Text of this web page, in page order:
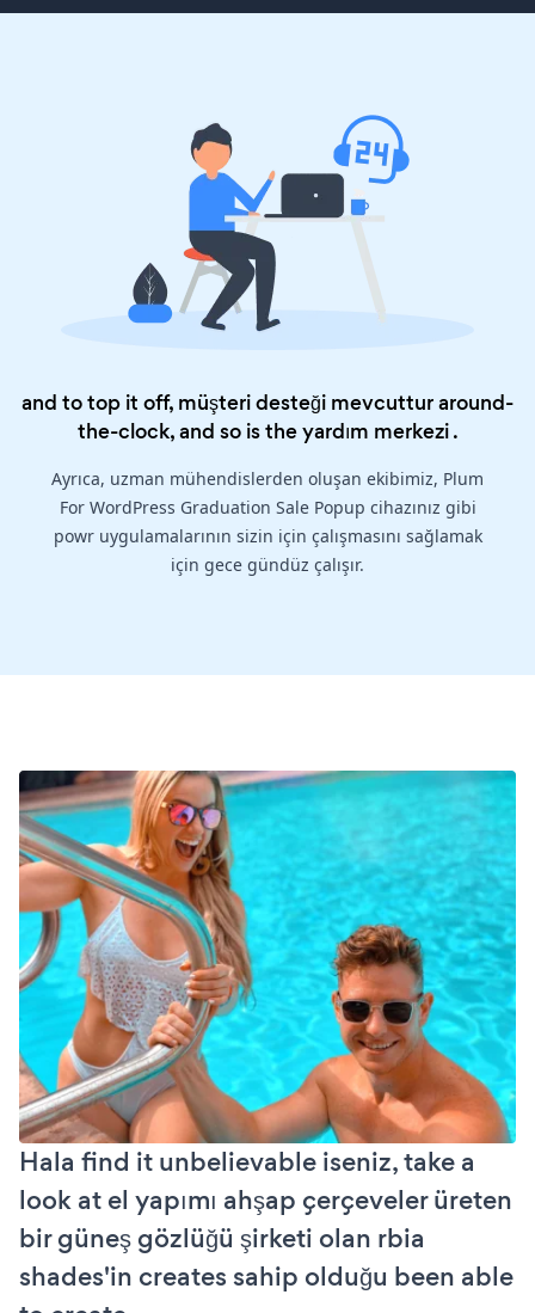
and to top it off, müşteri desteği mevcuttur around-
the-clock, and so is theyardım merkezi.
Ayrıca, uzman mühendislerden oluşan ekibimiz, Plum
For WordPress Graduation Sale Popup cihazınız gibi
powr uygulamalarının sizin için çalışmasını sağlamak
için gece gündüz çalışır.
Hala find it unbelievable iseniz, take a
look at el yapımı ahşap çerçeveler üreten
bir güneş gözlüğü şirketi olan rbia
shades'in creates sahip olduğu been able